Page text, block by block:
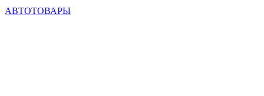
АВТОТОВАРЫ